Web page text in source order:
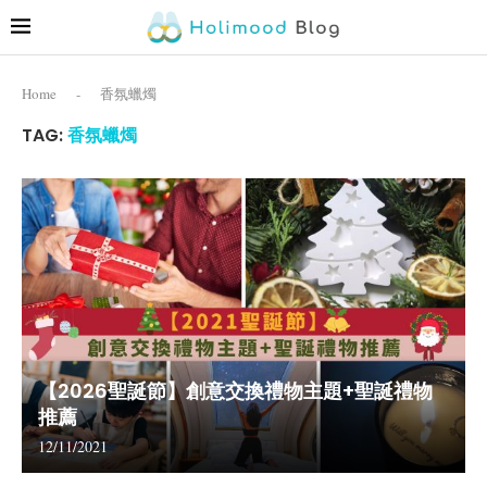
Home - 香氛蠟燭
TAG:香氛蠟燭
【2026聖誕節】創意交換禮物主題+聖誕禮物
推薦
12/11/2021